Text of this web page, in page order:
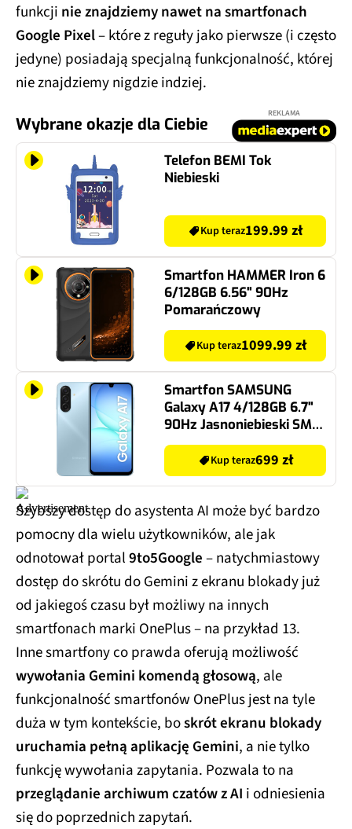
funkcji nie znajdziemy nawet na smartfonach
Google Pixel– które z reguły jako pierwsze (i często
jedyne) posiadają specjalną funkcjonalność, której
nie znajdziemy nigdzie indziej.
Wybrane okazje dla Ciebie
REKLAMA
Telefon BEMI Tok
Niebieski
Kup teraz199.99 zł
Smartfon HAMMER Iron 6
6/128GB 6.56" 90Hz
Pomarańczowy
Kup teraz1099.99 zł
Smartfon SAMSUNG
Galaxy A17 4/128GB 6.7"
90Hz Jasnoniebieski SM-
A175
Kup teraz699 zł
Szybszy dostęp do asystenta AI może być bardzo
pomocny dla wielu użytkowników, ale jak
odnotował portal9to5Google– natychmiastowy
dostęp do skrótu do Gemini z ekranu blokady już
od jakiegoś czasu był możliwy na innych
smartfonach marki OnePlus – na przykład 13.
Inne smartfony co prawda oferują możliwość
wywołania Gemini komendą głosową, ale
funkcjonalność smartfonów OnePlus jest na tyle
duża w tym kontekście, boskrót ekranu blokady
uruchamia pełną aplikację Gemini, a nie tylko
funkcję wywołania zapytania. Pozwala to na
przeglądanie archiwum czatów z AI i odniesienia
się do poprzednich zapytań.